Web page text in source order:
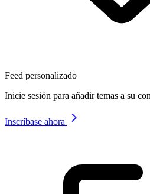
Feed personalizado
Inicie sesión para añadir temas a su
Inscríbase ahora